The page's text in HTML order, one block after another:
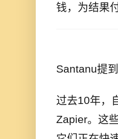
钱，为结果
Santanu提
过去10年，
Zapier。这